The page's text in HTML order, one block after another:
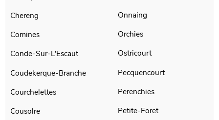
Chereng
Comines
Conde-Sur-L'Escaut
Coudekerque-Branche
Courchelettes
Cousolre
Onnaing
Orchies
Ostricourt
Pecquencourt
Perenchies
Petite-Foret